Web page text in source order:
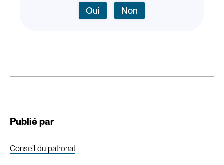
Oui Non
Publié par
Conseil du patronat